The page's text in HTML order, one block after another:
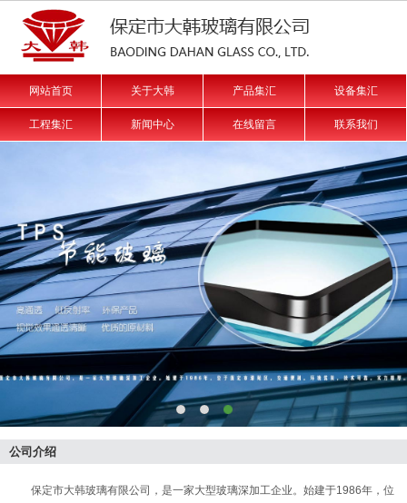
网站首页 关于大韩 产品集汇 设备集汇
工程集汇 新闻中心 在线留言 联系我们
公司介绍
保定市大韩玻璃有限公司，是一家大型玻璃深加工企业。始建于1986年，位